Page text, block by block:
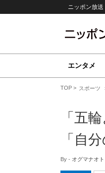
ニッポン放送
エンタメ
TOP スポーツ
「五
「自
By - オグマナオト